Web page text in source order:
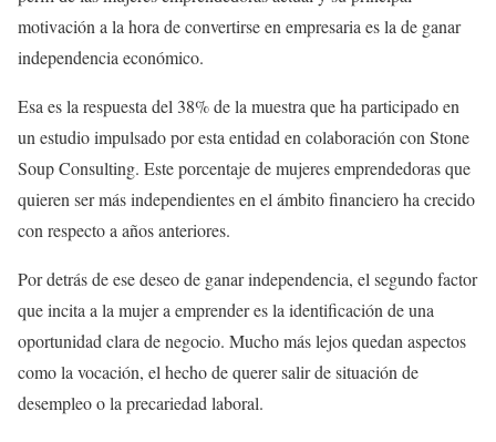
motivación a la hora de convertirse en empresaria es la de ganar
independencia económico.
Esa es la respuesta del 38% de la muestra que ha participado en
un estudio impulsado por esta entidad en colaboración con Stone
Soup Consulting. Este porcentaje de mujeres emprendedoras que
quieren ser más independientes en el ámbito financiero ha crecido
con respecto a años anteriores.
Por detrás de ese deseo de ganar independencia, el segundo factor
que incita a la mujer a emprender es la identificación de una
oportunidad clara de negocio. Mucho más lejos quedan aspectos
como la vocación, el hecho de querer salir de situación de
desempleo o la precariedad laboral.